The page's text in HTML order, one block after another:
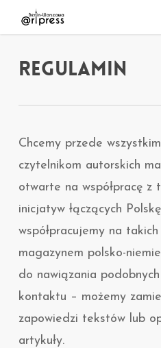
to
contentREGULAMIN
Chcemy przede
czytelnikom autorskich
otwarte na współpracę z
inicjatyw łączących
współpracujemy na
magazynem polsko-
do nawiązania
kontaktu – możemy
zapowiedzi tekstów lub
artykuły.